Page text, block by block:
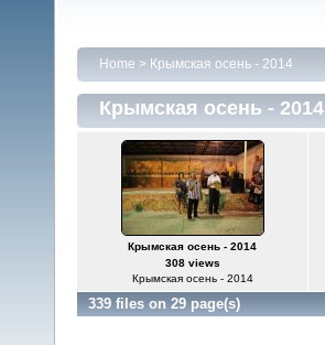
Home > Крымская осень - 2014
Крымская осень - 2014
Крымская осень - 2014
308 views
Крымская осень - 2014
339 files on 29 page(s)